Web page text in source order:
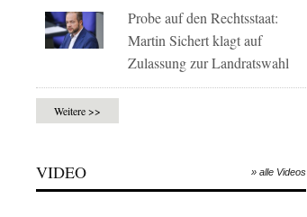
Probe auf den Rechtsstaat:
Martin Sichert klagt auf
Zulassung zur Landratswahl
Weitere >>
VIDEO » alle Videos